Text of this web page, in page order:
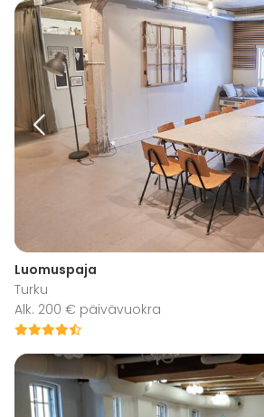
Luomuspaja
Turku
Alk. 200 € päivävuokra